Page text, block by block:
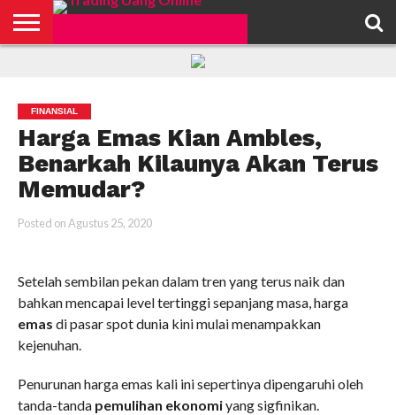
FINANSIAL
Harga Emas Kian Ambles,
Benarkah Kilaunya Akan Terus
Memudar?
Posted onAgustus 25, 2020
Setelah sembilan pekan dalam tren yang terus naik dan
bahkan mencapai level tertinggi sepanjang masa, harga
emas di pasar spot dunia kini mulai menampakkan
kejenuhan.
Penurunan harga emas kali ini sepertinya dipengaruhi oleh
tanda-tanda pemulihan ekonomiyang sigfinikan.